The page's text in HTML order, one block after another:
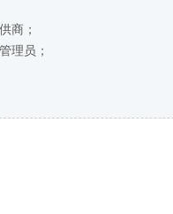
商；
理员；